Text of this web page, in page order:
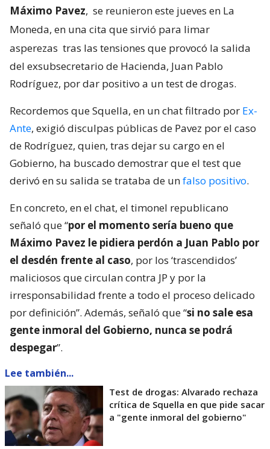
Máximo Pavez, se reunieron este jueves en La
Moneda, en una cita que sirvió para limar
asperezas tras las tensiones que provocó la salida
del exsubsecretario de Hacienda, Juan Pablo
Rodríguez, por dar positivo a un test de drogas.
Recordemos que Squella, en un chat filtrado por Ex-
Ante, exigió disculpas públicas de Pavez por el caso
de Rodríguez, quien, tras dejar su cargo en el
Gobierno, ha buscado demostrar que el test que
derivó en su salida se trataba de unfalso positivo.
En concreto, en el chat, el timonel republicano
señaló que “por el momento sería bueno que
Máximo Pavez le pidiera perdón a Juan Pablo por
el desdén frente al caso, por los ‘trascendidos’
maliciosos que circulan contra JP y por la
irresponsabilidad frente a todo el proceso delicado
por definición”. Además, señaló que “si no sale esa
gente inmoral del Gobierno, nunca se podrá
despegar”.
Lee también...
Test de drogas: Alvarado rechaza
crítica de Squella en que pide sacar
a "gente inmoral del gobierno"